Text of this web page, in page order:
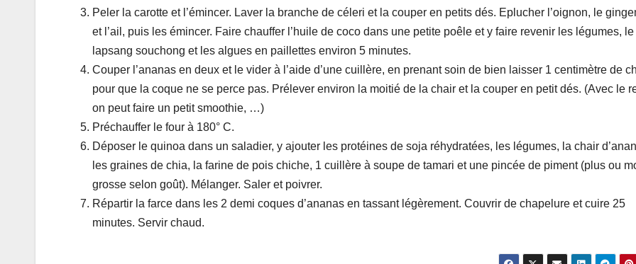
Peler la carotte et l’émincer. Laver la branche de céleri et la couper en petits dés. Eplucher l’oignon, le
et l’ail, puis les émincer. Faire chauffer l’huile de coco dans une petite poêle et y faire revenir les légumes, le
lapsang souchong et les algues en paillettes environ 5 minutes.
Couper l’ananas en deux et le vider à l’aide d’une cuillère, en prenant soin de bien laisser 1 centimètre de
pour que la coque ne se perce pas. Prélever environ la moitié de la chair et la couper en petit dés. (Avec le
on peut faire un petit smoothie, …)
Préchauffer le four à 180° C.
Déposer le quinoa dans un saladier, y ajouter les protéines de soja réhydratées, les légumes, la chair
les graines de chia, la farine de pois chiche, 1 cuillère à soupe de tamari et une pincée de piment (plus ou
grosse selon goût). Mélanger. Saler et poivrer.
Répartir la farce dans les 2 demi coques d’ananas en tassant légèrement. Couvrir de chapelure et cuire 25
minutes. Servir chaud.